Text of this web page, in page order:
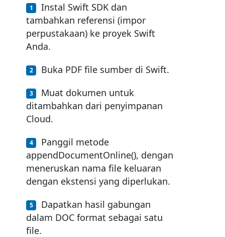
Instal Swift SDK dan
tambahkan referensi (impor
perpustakaan) ke proyek Swift
Anda.
Buka PDF file sumber di Swift.
Muat dokumen untuk
ditambahkan dari penyimpanan
Cloud.
Panggil metode
appendDocumentOnline(), dengan
meneruskan nama file keluaran
dengan ekstensi yang diperlukan.
Dapatkan hasil gabungan
dalam DOC format sebagai satu
file.